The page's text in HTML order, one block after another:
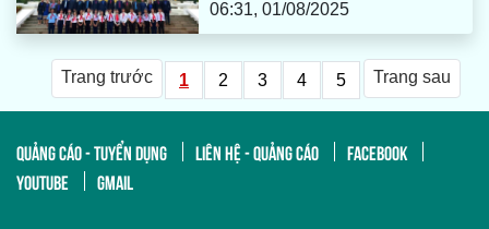
06:31, 01/08/2025
Trang trước 1 2 3 4 5 Trang sau
QUẢNG CÁO - TUYỂN DỤNG LIÊN HỆ - QUẢNG CÁO
FACEBOOK
YOUTUBE
GMAIL